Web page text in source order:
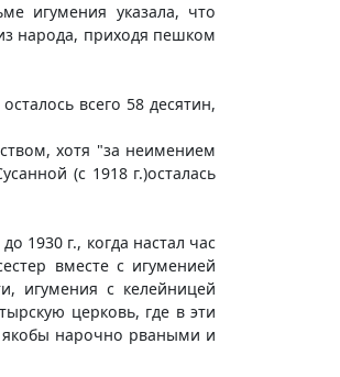
игумения указала, что
народа, приходя пешком
всего 58 десятин,
хотя "за неимением
(с 1918 г.)осталась
1930 г., когда настал час
вместе с игуменией
игумения с келейницей
церковь, где в эти
якобы нарочно рваными и